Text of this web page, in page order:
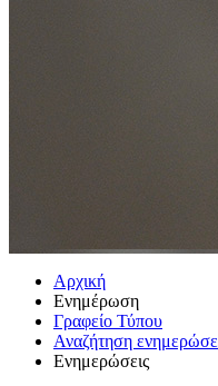
Αρχική
Ενημέρωση
Γραφείο Τύπου
Αναζήτηση
Ενημερώσεις